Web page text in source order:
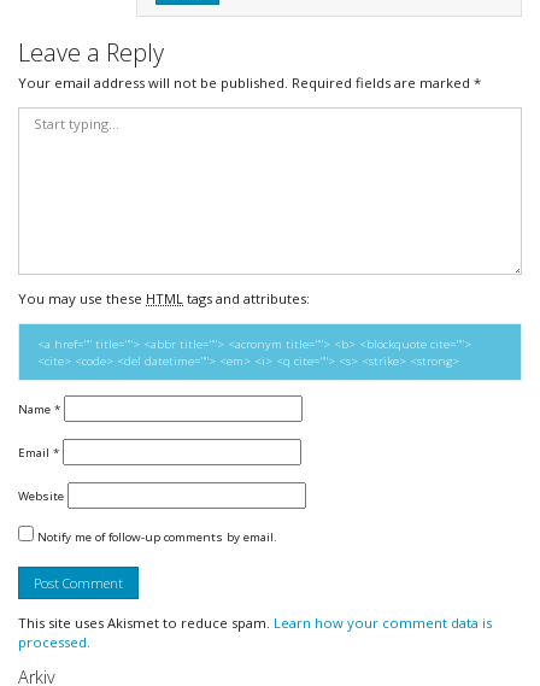
Leave a Reply
Your email address will not be published. Required fields are marked *
You may use these HTML tags and attributes:
<a href="" title=""> <abbr title=""> <acronym title=""> <b> <blockquote cite="">
<cite> <code> <del datetime=""> <em> <i> <q cite=""> <s> <strike> <strong>
Name *
Email *
Website
Notify me of follow-up comments by email.
This site uses Akismet to reduce spam. Learn how your comment data is
processed.
Arkiv